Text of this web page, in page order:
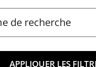
de recherche